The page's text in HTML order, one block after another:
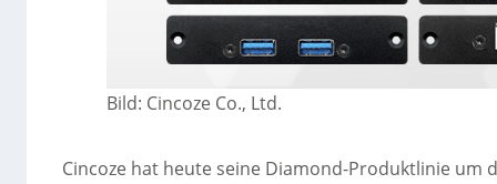
Bild: Cincoze Co., Ltd.
Cincoze hat heute seine Diamond-Produktlinie um